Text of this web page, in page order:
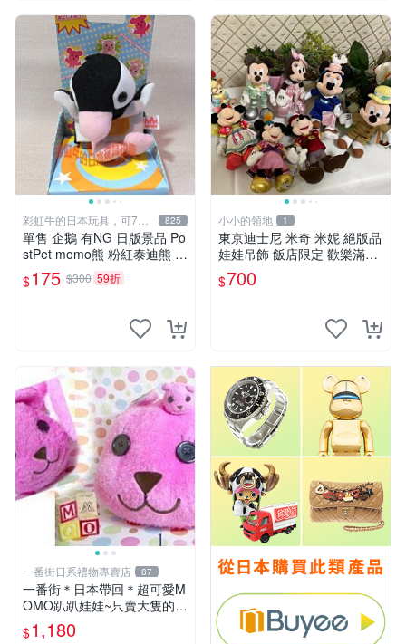
彩虹牛的日本玩具，可7取
付
825
單售 企鵝 有NG 日版景品 Po
stPet momo熊 粉紅泰迪熊 娃
娃 布偶 手指頭 娃娃
$175 $300 59折
小小的領地 1
東京迪士尼 米奇 米妮 絕版品
娃娃吊飾 飯店限定 歡樂滿人
間 復活節
$700
一番街日系禮物專賣店 87
一番街＊日本帶回＊超可愛M
OMO趴趴娃娃~只賣大隻的1
號~單隻價～生日禮物
$1,180